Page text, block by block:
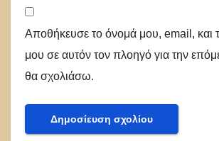
Αποθήκευσε το όνομά μου, email, και
μου σε αυτόν τον πλοηγό για την
θα σχολιάσω.